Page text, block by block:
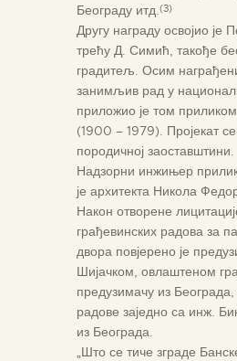
Београду итд.(3)
Другу награду освојио је
трећу Д. Симић, такође
градитељ. Осим
занимљив рад у
приложио је том
(1900 – 1979). Пројекат
породичној заоставштини.
Надзорни инжињер
је архитекта Никола
Након отворене
грађевинских радова за
двора повјерено је
Шијачком, овлаштеном
предузимачу из Београда,
радове заједно са инж.
из Београда.
„Што се тиче зграде